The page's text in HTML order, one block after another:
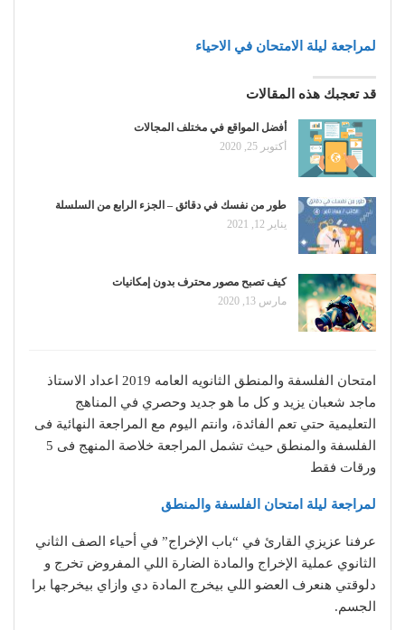
لمراجعة ليلة الامتحان في الاحياء
قد تعجبك هذه المقالات
أفضل المواقع في مختلف المجالات
أكتوبر 25, 2020
طور من نفسك في دقائق – الجزء الرابع من السلسلة
يناير 12, 2021
كيف تصبح مصور محترف بدون إمكانيات
مارس 13, 2020
امتحان الفلسفة والمنطق الثانويه العامه 2019 اعداد الاستاذ
ماجد شعبان يزيد و كل ما هو جديد وحصري في المناهج
التعليمية حتي تعم الفائدة، وانتم اليوم مع المراجعة النهائية فى
الفلسفة والمنطق حيث تشمل المراجعة خلاصة المنهج فى 5
ورقات فقط
لمراجعة ليلة امتحان الفلسفة والمنطق
عرفنا عزيزي القارئ في “باب الإخراج” في أحياء الصف الثاني
الثانوي عملية الإخراج والمادة الضارة اللي المفروض تخرج و
دلوقتي هنعرف العضو اللي بيخرج المادة دي وازاي بيخرجها برا
الجسم.